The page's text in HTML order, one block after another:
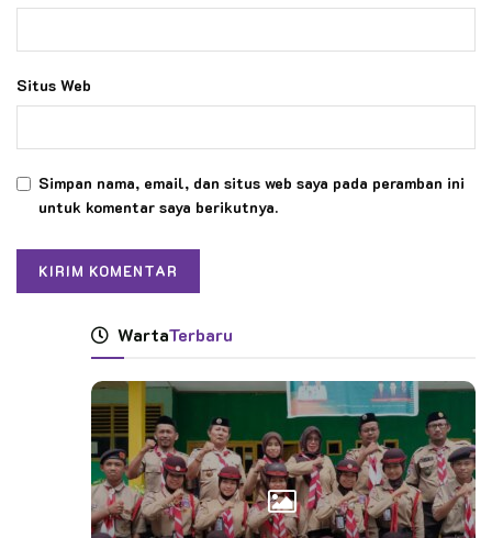
Situs Web
Simpan nama, email, dan situs web saya pada peramban ini
untuk komentar saya berikutnya.
WartaTerbaru